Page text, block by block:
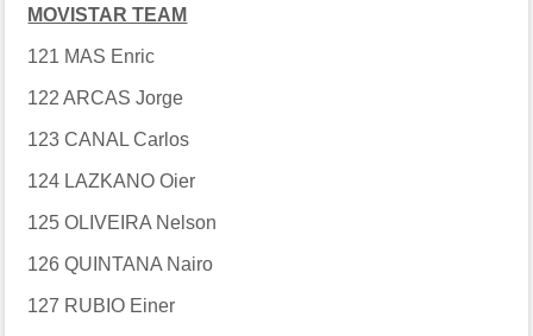
MOVISTAR TEAM
121 MAS Enric
122 ARCAS Jorge
123 CANAL Carlos
124 LAZKANO Oier
125 OLIVEIRA Nelson
126 QUINTANA Nairo
127 RUBIO Einer